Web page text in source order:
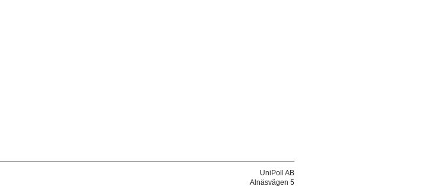
UniPoll AB
Alnäsvägen 5